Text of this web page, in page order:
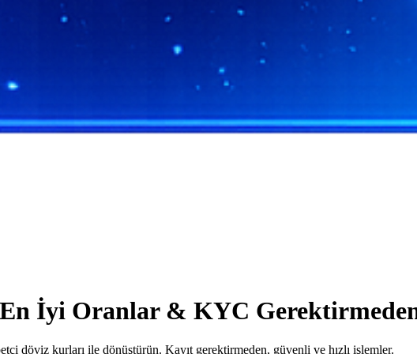
İyi Oranlar & KYC
döviz kurları ile dönüştürün. Kayıt gerektirmeden, güvenli ve hızlı işlemler.